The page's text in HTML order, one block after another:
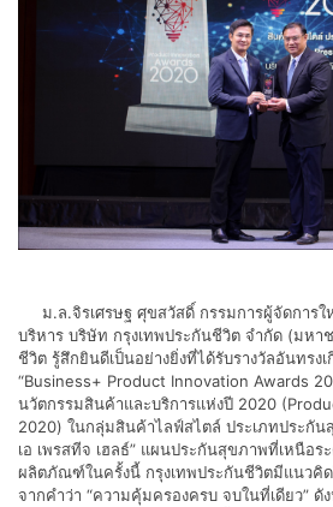
ม.ล.จิรเศรษฐ ศุขสวัสดิ์ กรรมการผู้จัดการใ
บริหาร บริษัท กรุงเทพประกันชีวิต จำกัด (มหา
ชีวิต รู้สึกยินดีเป็นอย่างยิ่งที่ได้รับรางวัลอันทรง
“Business+ Product Innovation Awards
นวัตกรรมสินค้าและบริการแห่งปี 2020
2020) ในกลุ่มสินค้าไลฟ์สไตล์ ประเภทประกั
เอ เพรสทีจ เฮลธ์” แผนประกันสุขภาพที่เหนือร
ผลิตภัณฑ์ในครั้งนี้ กรุงเทพประกันชีวิตมีแนว
จากคำว่า “ความคุ้มครองครบ จบในที่เดียว”